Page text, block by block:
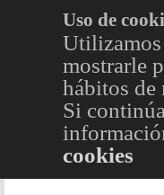
Uso de
Utilizamos
mostrarle
hábitos de
Si
cookies